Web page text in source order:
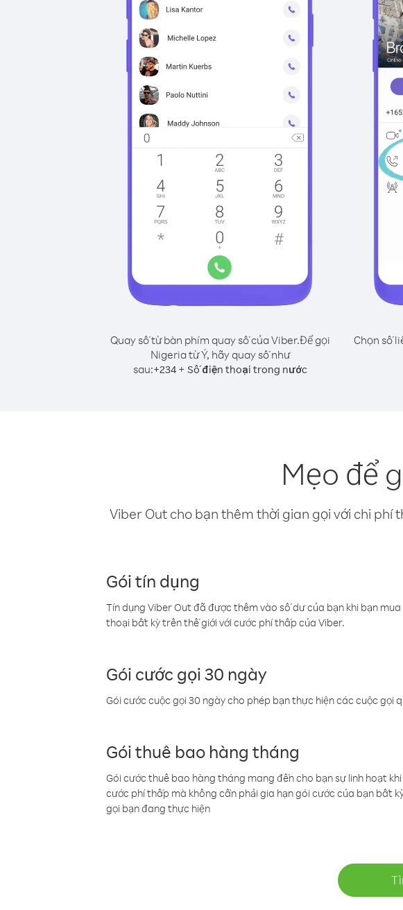
Quay số từ bàn phím quay số của Viber.Để gọi
Nigeria từ Ý, hãy quay số như
sau:+234+ Số điện thoại trong nước
Chọn số
Mẹo để
Viber Out cho bạn thêm thời gian gọi với chi
Gói tín dụng
Tín dụng Viber Out đã được thêm vào số dư của bạn khi bạn
thoại bất kỳ trên thế giới với cước phí thấp của Viber.
Gói cước gọi 30 ngày
Gói cước cuộc gọi 30 ngày cho phép bạn thực hiện các cuộc
Gói thuê bao hàng tháng
Gói cước thuê bao hàng tháng mang đến cho bạn sự linh hoạt
cước phí thấp mà không cần phải gia hạn gói cước của bạn bất
gọi bạn đang thực hiện